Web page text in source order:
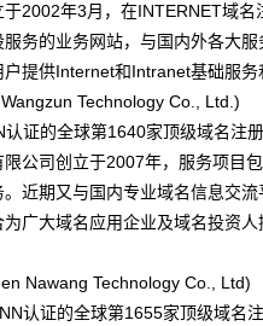
2002年3月，在INTERNET域
务的业务网站，与国内外各大服
提供Internet和Intranet基础服务
Technology Co., Ltd.)
的全球第1640家顶级域名注册
公司创立于2007年，服务项目
近期又与国内专业域名信息交
广大域名应用企业及域名投资
Nawang Technology Co., Ltd)
证的全球第1655家顶级域名